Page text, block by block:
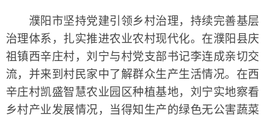
濮阳市坚持党建引领乡村治理，持续完善基层
治理体系，扎实推进农业农村现代化。在濮阳县庆
祖镇西辛庄村，刘宁与村党支部书记李连成亲切交
流，并来到村民家中了解群众生产生活情况。在西
辛庄村凯盛智慧农业园区种植基地，刘宁实地察看
乡村产业发展情况，当得知生产的绿色无公害蔬菜